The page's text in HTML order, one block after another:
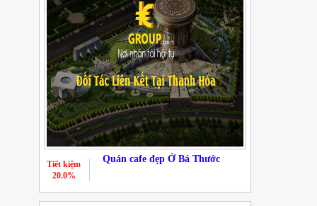
Quán cafe đẹp Ở Bá Thước
Tiết kiệm
20.0%